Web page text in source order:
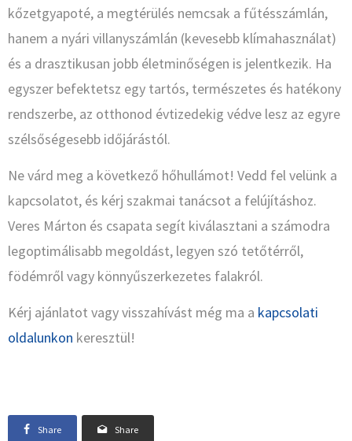
kőzetgyapoté, a megtérülés nemcsak a fűtésszámlán,
hanem a nyári villanyszámlán (kevesebb klímahasználat)
és a drasztikusan jobb életminőségen is jelentkezik. Ha
egyszer befektetsz egy tartós, természetes és hatékony
rendszerbe, az otthonod évtizedekig védve lesz az egyre
szélsőségesebb időjárástól.
Ne várd meg a következő hőhullámot! Vedd fel velünk a
kapcsolatot, és kérj szakmai tanácsot a felújításhoz.
Veres Márton és csapata segít kiválasztani a számodra
legoptimálisabb megoldást, legyen szó tetőtérről,
födémről vagy könnyűszerkezetes falakról.
Kérj ajánlatot vagy visszahívást még ma a kapcsolati
oldalunkon keresztül!
Share Share